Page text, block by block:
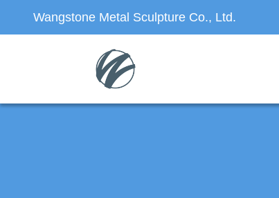
Wangstone Metal Sculpture Co., Ltd.